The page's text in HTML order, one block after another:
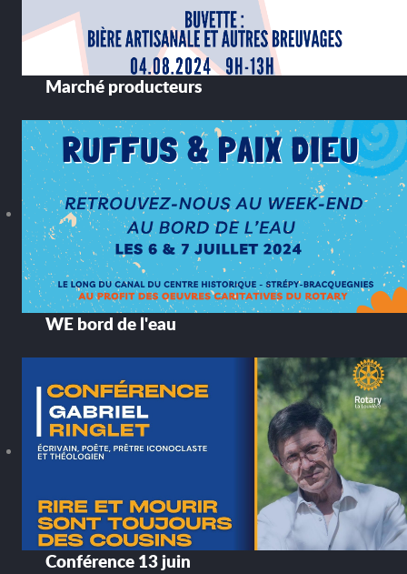
Marché producteurs
WE bord de l'eau
Conférence 13 juin